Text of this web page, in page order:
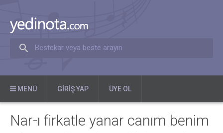
Bestekar veya beste arayın
MENÜ GIRIŞ YAP ÜYE OL
Nar-ı firkatle yanar canım benim